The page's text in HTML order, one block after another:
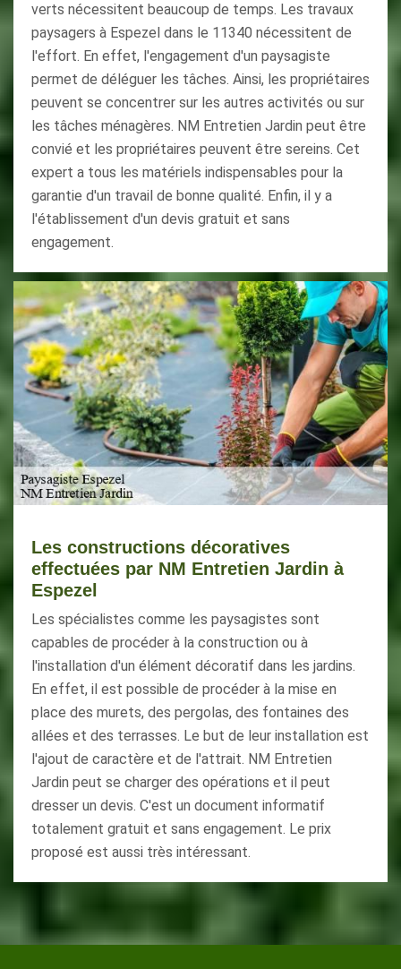
verts nécessitent beaucoup de temps. Les travaux
paysagers à Espezel dans le 11340 nécessitent de
l'effort. En effet, l'engagement d'un paysagiste
permet de déléguer les tâches. Ainsi, les propriétaires
peuvent se concentrer sur les autres activités ou sur
les tâches ménagères. NM Entretien Jardin peut être
convié et les propriétaires peuvent être sereins. Cet
expert a tous les matériels indispensables pour la
garantie d'un travail de bonne qualité. Enfin, il y a
l'établissement d'un devis gratuit et sans
engagement.
Les constructions décoratives
effectuées par NM Entretien Jardin à
Espezel
Les spécialistes comme les paysagistes sont
capables de procéder à la construction ou à
l'installation d'un élément décoratif dans les jardins.
En effet, il est possible de procéder à la mise en
place des murets, des pergolas, des fontaines des
allées et des terrasses. Le but de leur installation est
l'ajout de caractère et de l'attrait. NM Entretien
Jardin peut se charger des opérations et il peut
dresser un devis. C'est un document informatif
totalement gratuit et sans engagement. Le prix
proposé est aussi très intéressant.